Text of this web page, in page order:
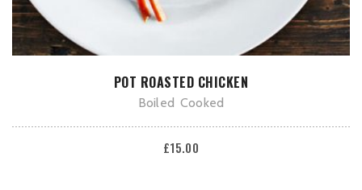
AÑADIR AL CARRITO
POT ROASTED CHICKEN
Boiled Cooked
£15.00